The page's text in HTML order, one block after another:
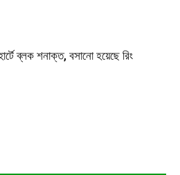
ব্লক শনাক্ত, বসানো হয়েছে রিং